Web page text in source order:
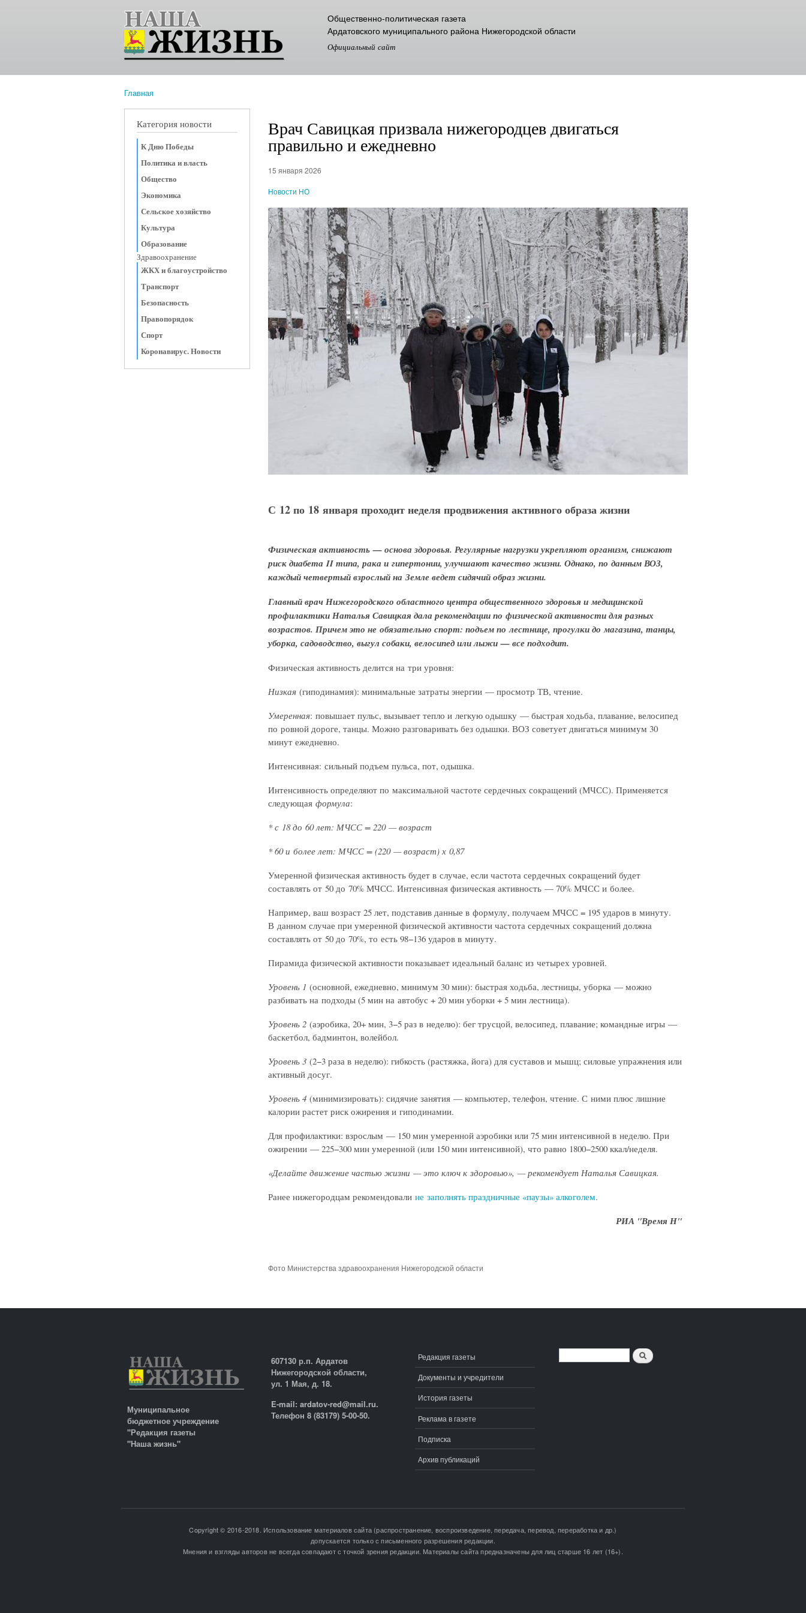
основному
содержанию
Общественно-политическая газета
Ардатовского муниципального района Нижегородской области
Официальный сайт
Главная
Категория новости
К Дню Победы
Политика и власть
Общество
Экономика
Сельское хозяйство
Культура
Образование
Здравоохранение
ЖКХ и благоустройство
Транспорт
Безопасность
Правопорядок
Спорт
Коронавирус. Новости
Врач Савицкая призвала нижегородцев двигаться
правильно и ежедневно
15 января 2026
Новости НО
С 12 по 18 января проходит неделя продвижения активного образа жизни
Физическая активность — основа здоровья. Регулярные нагрузки укрепляют организм, снижают
риск диабета II типа, рака и гипертонии, улучшают качество жизни. Однако, по данным ВОЗ,
каждый четвертый взрослый на Земле ведет сидячий образ жизни.
Главный врач Нижегородского областного центра общественного здоровья и медицинской
профилактики Наталья Савицкая дала рекомендации по физической активности для разных
возрастов. Причем это не обязательно спорт: подъем по лестнице, прогулки до магазина, танцы,
уборка, садоводство, выгул собаки, велосипед или лыжи — все подходит.
Физическая активность делится на три уровня:
Низкая (гиподинамия): минимальные затраты энергии — просмотр ТВ, чтение.
Умеренная: повышает пульс, вызывает тепло и легкую одышку — быстрая ходьба, плавание, велосипед
по ровной дороге, танцы. Можно разговаривать без одышки. ВОЗ советует двигаться минимум 30
минут ежедневно.
Интенсивная: сильный подъем пульса, пот, одышка.
Интенсивность определяют по максимальной частоте сердечных сокращений (МЧСС). Применяется
следующая формула:
* с 18 до 60 лет: МЧСС = 220 — возраст
* 60 и более лет: МЧСС = (220 — возраст) х 0,87
Умеренной физическая активность будет в случае, если частота сердечных сокращений будет
составлять от 50 до 70% МЧСС. Интенсивная физическая активность — 70% МЧСС и более.
Например, ваш возраст 25 лет, подставив данные в формулу, получаем МЧСС = 195 ударов в минуту.
В данном случае при умеренной физической активности частота сердечных сокращений должна
составлять от 50 до 70%, то есть 98−136 ударов в минуту.
Пирамида физической активности показывает идеальный баланс из четырех уровней.
Уровень 1 (основной, ежедневно, минимум 30 мин): быстрая ходьба, лестницы, уборка — можно
разбивать на подходы (5 мин на автобус + 20 мин уборки + 5 мин лестница).
Уровень 2 (аэробика, 20+ мин, 3−5 раз в неделю): бег трусцой, велосипед, плавание; командные игры —
баскетбол, бадминтон, волейбол.
Уровень 3 (2−3 раза в неделю): гибкость (растяжка, йога) для суставов и мышц; силовые упражнения или
активный досуг.
Уровень 4 (минимизировать): сидячие занятия — компьютер, телефон, чтение. С ними плюс лишние
калории растет риск ожирения и гиподинамии.
Для профилактики: взрослым — 150 мин умеренной аэробики или 75 мин интенсивной в неделю. При
ожирении — 225−300 мин умеренной (или 150 мин интенсивной), что равно 1800−2500 ккал/неделя.
«Делайте движение частью жизни — это ключ к здоровью», — рекомендует Наталья Савицкая.
Ранее нижегородцам рекомендовали не заполнять праздничные «паузы» алкоголем.
РИА "Время Н"
Фото Министерства здравоохранения Нижегородской области
Муниципальное
бюджетное учреждение
"Редакция газеты
"Наша жизнь"
607130 р.п. Ардатов
Нижегородской области,
ул. 1 Мая, д. 18.
E-mail: ardatov-red@mail.ru.
Телефон 8 (83179) 5-00-50.
Редакция газеты
Документы и учредители
История газеты
Реклама в газете
Подписка
Архив публикаций
ФОРМА ПОИСКА
Поиск
Copyright © 2016-2018. Использование материалов сайта (распространение, воспроизведение, передача, перевод, переработка и др.)
допускается только с письменного разрешения редакции.
Мнения и взгляды авторов не всегда совпадают с точкой зрения редакции. Материалы сайта предназначены для лиц старше 16 лет (16+).